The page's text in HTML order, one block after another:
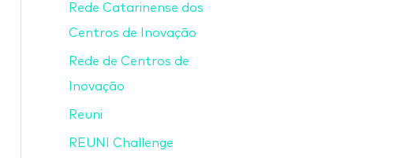
Rede Catarinense dos
Centros de Inovação
Rede de Centros de
Inovação
Reuni
REUNI Challenge